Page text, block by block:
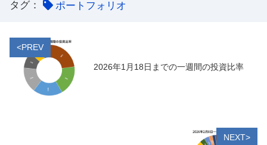
タグ：
ポートフォリオ
<PREV
2026年1月18日までの一週間の投資比率
NEXT>